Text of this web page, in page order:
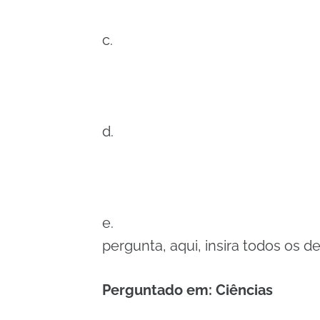
c.
d.
e.
pergunta, aqui, insira todos os
Perguntado em: Ciências